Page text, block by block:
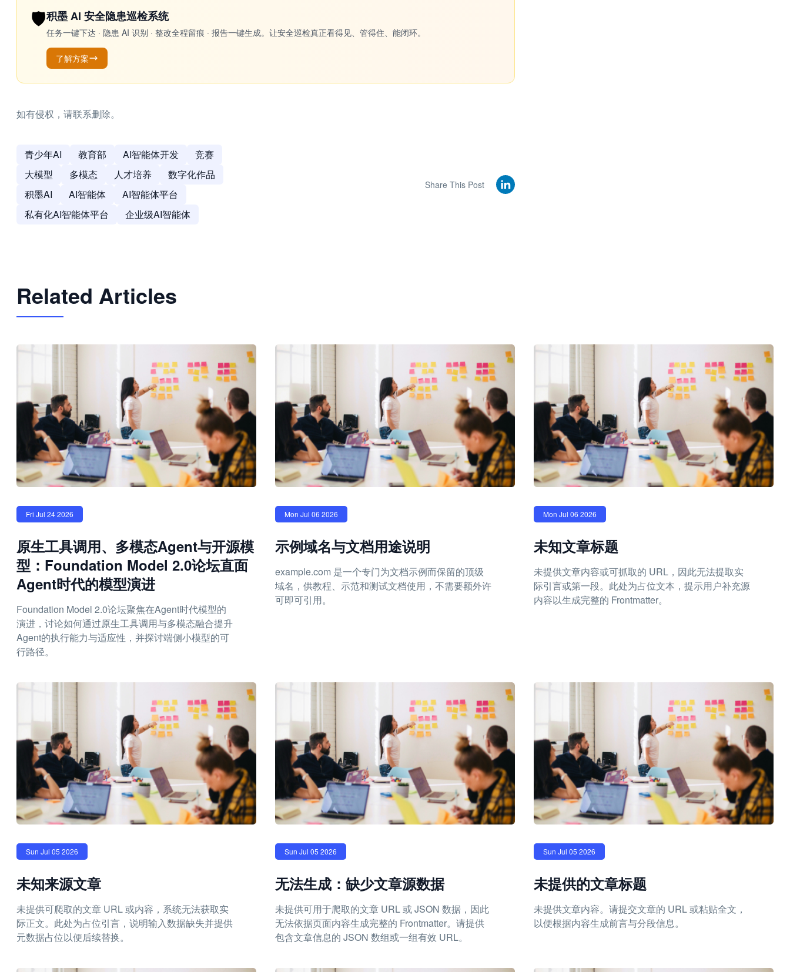
🛡️积墨 AI 安全隐患巡检系统
任务一键下达 · 隐患 AI 识别 · 整改全程留痕 · 报告一键生成。让安全巡检真正看得见、管得住、能闭环。
了解方案
如有侵权，请联系删除。
青少年AI 教育部 AI智能体开发
竞赛
大模型
多模态 人才培养
数字化作品
积墨AI
AI智能体
AI智能体平台
私有化AI智能体平台
企业级AI智能体
Share This Post
Related Articles
Fri Jul 24 2026
原生工具调用、多模态Agent与开源模
型：Foundation Model 2.0论坛直面
Agent时代的模型演进
Foundation Model 2.0论坛聚焦在Agent时代模型的
演进，讨论如何通过原生工具调用与多模态融合提升
Agent的执行能力与适应性，并探讨端侧小模型的可
行路径。
Mon Jul 06 2026
示例域名与文档用途说明
example.com 是一个专门为文档示例而保留的顶级
域名，供教程、示范和测试文档使用，不需要额外许
可即可引用。
Mon Jul 06 2026
未知文章标题
未提供文章内容或可抓取的 URL，因此无法提取实
际引言或第一段。此处为占位文本，提示用户补充源
内容以生成完整的 Frontmatter。
Sun Jul 05 2026
未知来源文章
未提供可爬取的文章 URL 或内容，系统无法获取实
际正文。此处为占位引言，说明输入数据缺失并提供
元数据占位以便后续替换。
Sun Jul 05 2026
无法生成：缺少文章源数据
未提供可用于爬取的文章 URL 或 JSON 数据，因此
无法依据页面内容生成完整的 Frontmatter。请提供
包含文章信息的 JSON 数组或一组有效 URL。
Sun Jul 05 2026
未提供的文章标题
未提供文章内容。请提交文章的 URL 或粘贴全文，
以便根据内容生成前言与分段信息。